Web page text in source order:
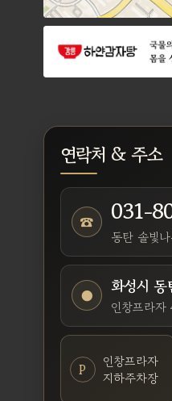
연락처 & 주소
☎ 031-
동탄 솔빛
● 화성시 동
인창프라자
P
인창프라자
지하주차장